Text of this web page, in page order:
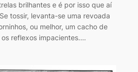
brilhantes e é por isso que aí
tossir, levanta-se uma revoada
ou melhor, um cacho de
reflexos impacientes.…